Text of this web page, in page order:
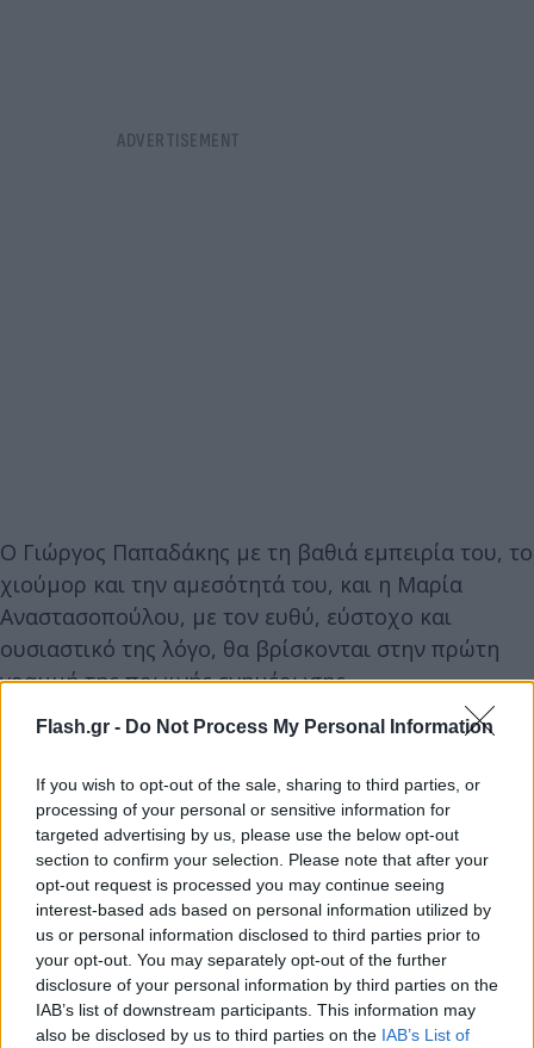
Flash.gr - Do Not Process My Personal Information
If you wish to opt-out of the sale, sharing to third parties, or
processing of your personal or sensitive information for
targeted advertising by us, please use the below opt-out
section to confirm your selection. Please note that after your
opt-out request is processed you may continue seeing
interest-based ads based on personal information utilized by
us or personal information disclosed to third parties prior to
your opt-out. You may separately opt-out of the further
disclosure of your personal information by third parties on the
IAB’s list of downstream participants. This information may
also be disclosed by us to third parties on the IAB’s List of
Ο Γιώργος Παπαδάκης με τη βαθιά εμπειρία του, το
χιούμορ και την αμεσότητά του, και η Μαρία
Αναστασοπούλου, με τον ευθύ, εύστοχο και
ουσιαστικό της λόγο, θα βρίσκονται στην πρώτη
γραμμή της πρωινής ενημέρωσης.